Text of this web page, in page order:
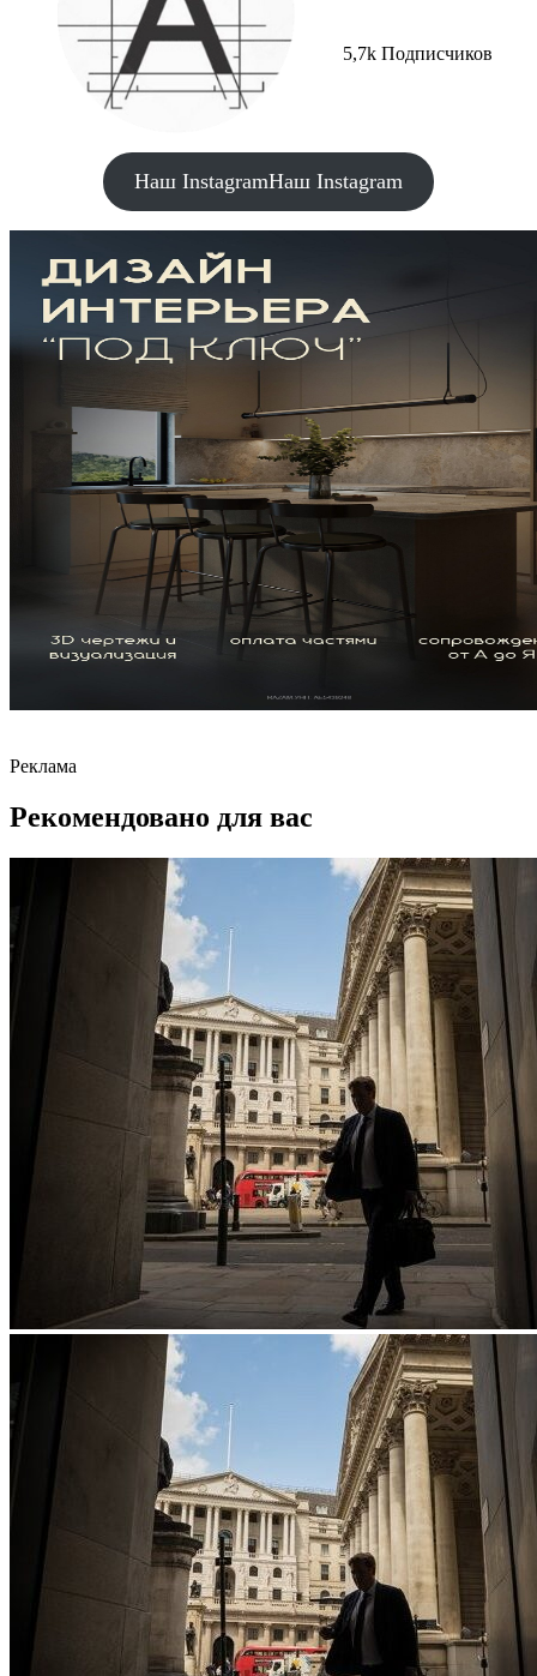
5,7k Подписчиков
Наш InstagramНаш Instagram
Реклама
Рекомендовано для вас